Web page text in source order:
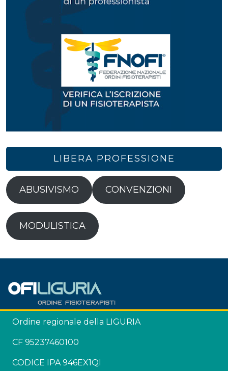
LIBERA PROFESSIONE
ABUSIVISMO CONVENZIONI
MODULISTICA
Ordine regionale della LIGURIA
CF 95237460100
CODICE IPA 946EX1QI